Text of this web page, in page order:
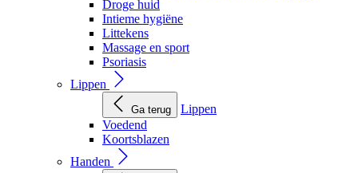
Droge huid
Intieme hygiëne
Littekens
Massage en sport
Psoriasis
Lippen
Ga terug
Lippen
Voedend
Koortsblazen
Handen